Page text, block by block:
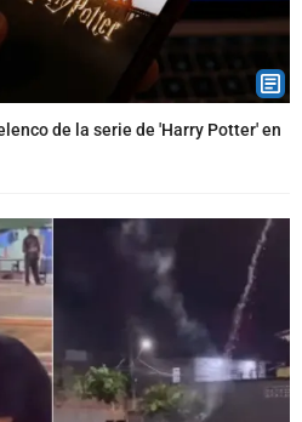
de la serie de 'Harry Potter' en